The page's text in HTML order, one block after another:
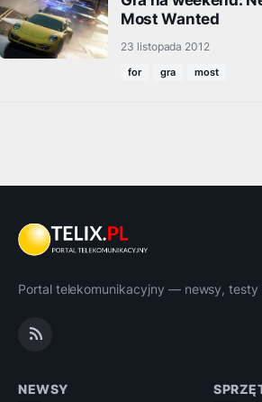
Most Wanted
23 listopada 2012
for gra most
Portal telekomunikacyjny — newsy, testy
NEWSY